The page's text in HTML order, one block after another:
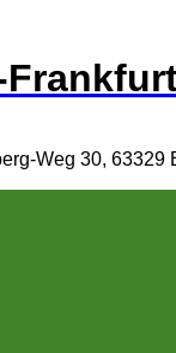
Weg 30, 63329